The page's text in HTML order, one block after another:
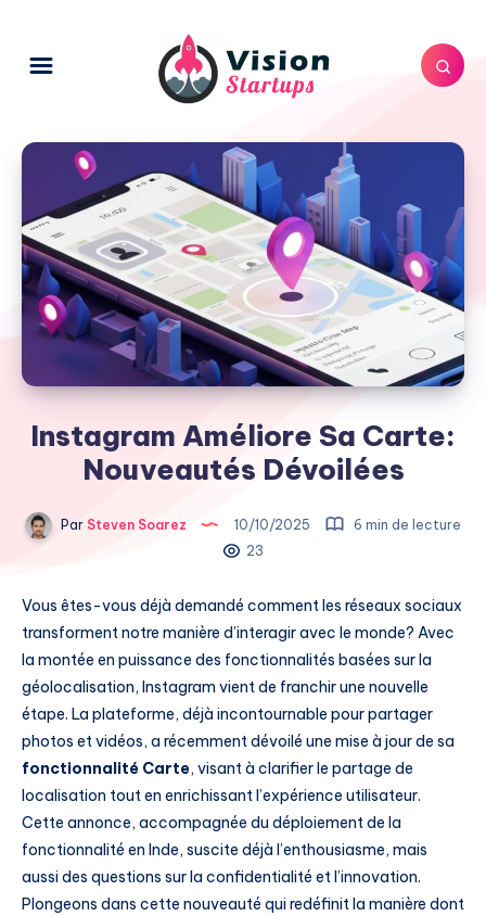
Instagram Améliore Sa Carte:
Nouveautés Dévoilées
Par Steven Soarez 10/10/2025
6 min de lecture
23
Vous êtes-vous déjà demandé comment les réseaux sociaux
transforment notre manière d’interagir avec le monde? Avec
la montée en puissance des fonctionnalités basées sur la
géolocalisation, Instagram vient de franchir une nouvelle
étape. La plateforme, déjà incontournable pour partager
photos et vidéos, a récemment dévoilé une mise à jour de sa
fonctionnalité Carte, visant à clarifier le partage de
localisation tout en enrichissant l’expérience utilisateur.
Cette annonce, accompagnée du déploiement de la
fonctionnalité en Inde, suscite déjà l’enthousiasme, mais
aussi des questions sur la confidentialité et l’innovation.
Plongeons dans cette nouveauté qui redéfinit la manière dont